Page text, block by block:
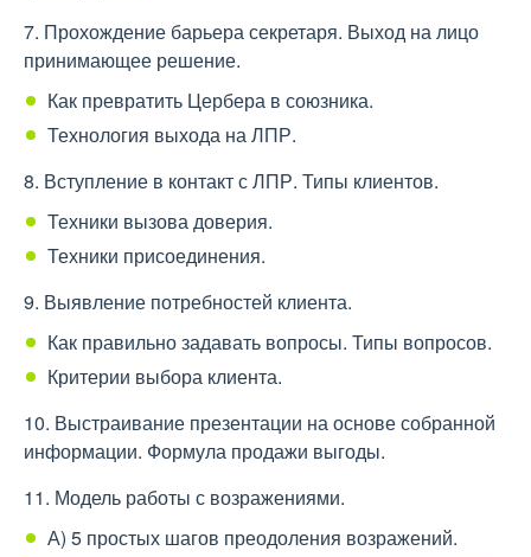
7. Прохождение барьера секретаря. Выход на лицо
принимающее решение.
Как превратить Цербера в союзника.
Технология выхода на ЛПР.
8. Вступление в контакт с ЛПР. Типы клиентов.
Техники вызова доверия.
Техники присоединения.
9. Выявление потребностей клиента.
Как правильно задавать вопросы. Типы вопросов.
Критерии выбора клиента.
10. Выстраивание презентации на основе собранной
информации. Формула продажи выгоды.
11. Модель работы с возражениями.
А) 5 простых шагов преодоления возражений.